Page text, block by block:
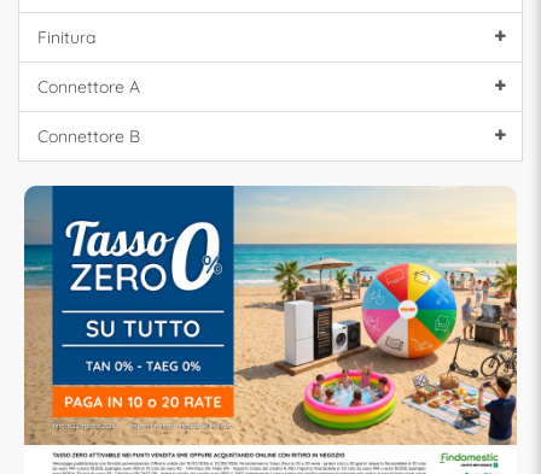
Finitura
Connettore A
Connettore B